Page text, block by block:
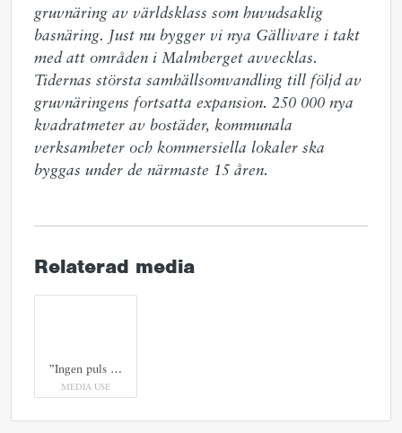
gruvnäring av världsklass som huvudsaklig
basnäring. Just nu bygger vi nya Gällivare i takt
med att områden i Malmberget avvecklas.
Tidernas största samhällsomvandling till följd av
gruvnäringens fortsatta expansion. 250 000 nya
kvadratmeter av bostäder, kommunala
verksamheter och kommersiella lokaler ska
byggas under de närmaste 15 åren.
Relaterad media
”Ingen puls utan din” är en nationell upplysningskampanj som belyser vikten av människors närvaro i stadskärnan.
MEDIA USE